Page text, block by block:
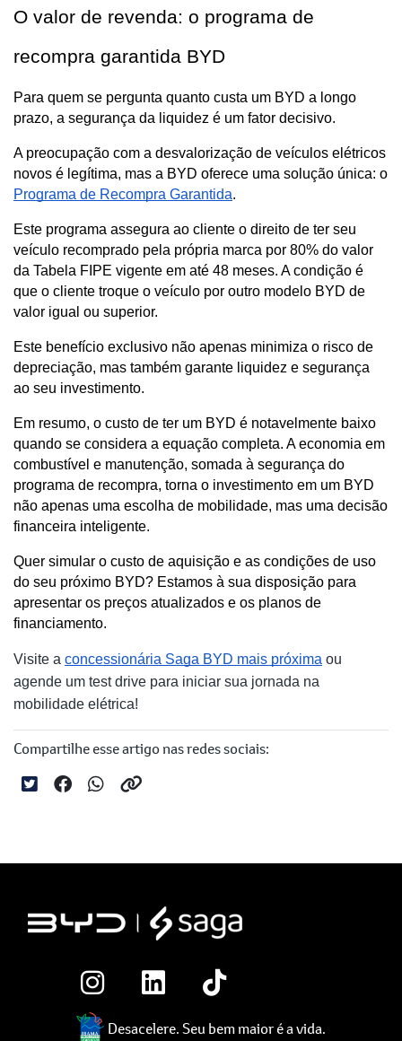
O valor de revenda: o programa de
recompra garantida BYD
Para quem se pergunta quanto custa um BYD a longo
prazo, a segurança da liquidez é um fator decisivo.
A preocupação com a desvalorização de veículos elétricos
Programa de Recompra Garantida.
Este programa assegura ao cliente o direito de ter seu
veículo recomprado pela própria marca por 80% do valor
da Tabela FIPE vigente em até 48 meses. A condição é
que o cliente troque o veículo por outro modelo BYD de
valor igual ou superior.
Este benefício exclusivo não apenas minimiza o risco de
depreciação, mas também garante liquidez e segurança
ao seu investimento.
Em resumo, o custo de ter um BYD é notavelmente baixo
quando se considera a equação completa. A economia em
combustível e manutenção, somada à segurança do
programa de recompra, torna o investimento em um BYD
não apenas uma escolha de mobilidade, mas uma decisão
financeira inteligente.
Quer simular o custo de aquisição e as condições de uso
do seu próximo BYD? Estamos à sua disposição para
apresentar os preços atualizados e os planos de
financiamento.
Visite a concessionária Saga BYD mais próxima ou
agende um test drive para iniciar sua jornada na
mobilidade elétrica!
Compartilhe esse artigo nas redes sociais:
Desacelere. Seu bem maior é a vida.